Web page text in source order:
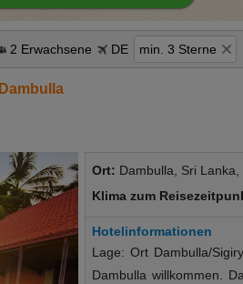
2 Erwachsene DE min. 3 Sterne
Dambulla
Ort: Dambulla, Sri
Klima zum
Hotelinformationen
Lage: Ort Dambulla/
Dambulla willkommen.